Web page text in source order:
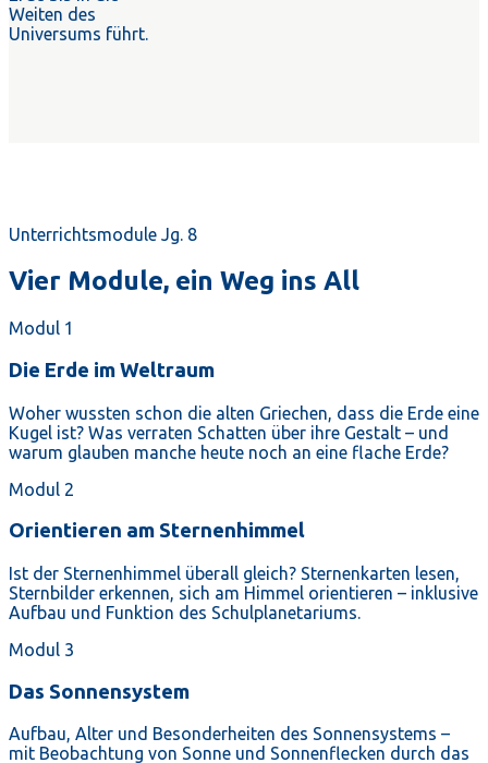
Weiten des
Universums führt.
Unterrichtsmodule Jg. 8
Vier Module, ein Weg ins All
Modul 1
Die Erde im Weltraum
Woher wussten schon die alten Griechen, dass die Erde eine
Kugel ist? Was verraten Schatten über ihre Gestalt – und
warum glauben manche heute noch an eine flache Erde?
Modul 2
Orientieren am Sternenhimmel
Ist der Sternenhimmel überall gleich? Sternenkarten lesen,
Sternbilder erkennen, sich am Himmel orientieren – inklusive
Aufbau und Funktion des Schulplanetariums.
Modul 3
Das Sonnensystem
Aufbau, Alter und Besonderheiten des Sonnensystems –
mit Beobachtung von Sonne und Sonnenflecken durch das